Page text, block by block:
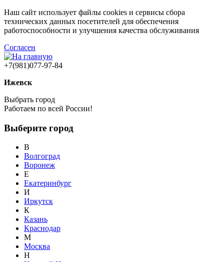
Наш сайт использует файлы cookies и сервисы сбора
технических данных посетителей для обеспечения
работоспособности и улучшения качества обслуживания
Согласен
+7(981)077-97-84
Ижевск
Выбрать город
Работаем по всей России!
Выберите город
В
Волгоград
Воронеж
Е
Екатеринбург
И
Иркутск
К
Казань
Краснодар
М
Москва
Н